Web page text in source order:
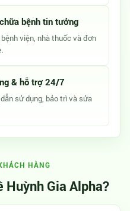
bệnh tin tưởng
viện, nhà thuốc và đơn
& hỗ trợ 24/7
sử dụng, bảo trì và sửa
HÀNG
Huỳnh Gia Alpha?